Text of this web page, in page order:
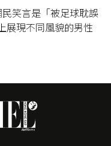
笑言是「被足球耽誤
展現不同風貌的男性